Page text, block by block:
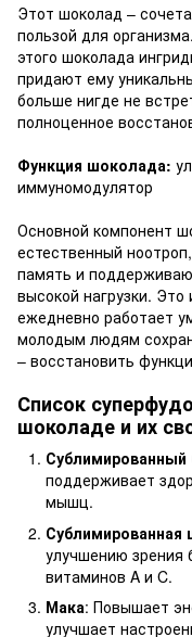
Этот шоколад –
пользой для
этого шоколада
придают ему
больше нигде не
полноценное
Функция шоколада:
иммуномодулятор
Основной компонент
естественный
память и
высокой нагрузки.
ежедневно работает
молодым людям
– восстановить
Список
шоколаде и их
Сублимированный
поддерживает
мышц.
Сублимированная
улучшению зрения
витаминов A и C.
Мака: Повышает
улучшает